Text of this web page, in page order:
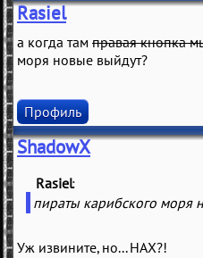
Rasiel
а когда там правая кнопка
моря новые выйдут?
Профиль
ShadowX
Rasiel
пираты карибского моря
Уж извините, но... НАХ?!